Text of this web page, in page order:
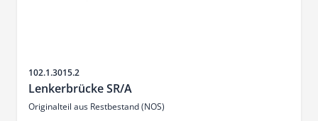
Sku
102.1.3015.2
Lenkerbrücke SR/A
Originalteil aus Restbestand (NOS)